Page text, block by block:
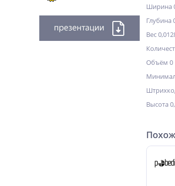
Ширина
Глубина
Вес
Объём 0
Высота